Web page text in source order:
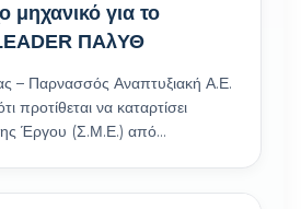
μηχανικό για το
ΠΑλΥΘ
– Παρνασσός Αναπτυξιακή Α.Ε.
προτίθεται να καταρτίσει
Έργου (Σ.Μ.Ε.) από…